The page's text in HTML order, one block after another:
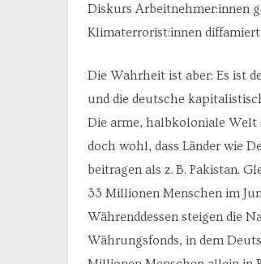
Diskurs Arbeitnehmer:innen
Klimaterrorist:innen diffamiert.
Die Wahrheit ist aber: Es ist
und die deutsche
Die arme, halbkoloniale Welt
doch wohl, dass Länder wie
beitragen als z. B. Pakistan.
33 Millionen Menschen im
Währenddessen steigen die
Währungsfonds, in dem